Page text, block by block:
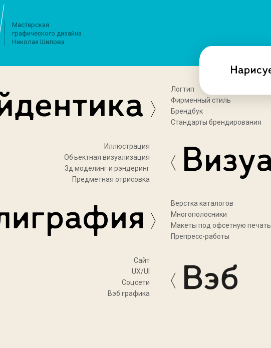
Мастерская
графического дизайна
Николая Шилова
Логтип
Фирменный стиль
Брендбук
Стандарты брендирования
Иллюстрация
Объектная визуализация
3д моделинг и рэндеринг
Предметная отрисовка
Верстка каталогов
Многополосники
Макеты под офсетную печать
Препресс-работы
Cайт
UX/UI
Соцсети
Вэб графика